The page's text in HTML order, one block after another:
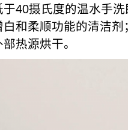
于40摄氏度的温水手
白和柔顺功能的清洁
热源烘干。